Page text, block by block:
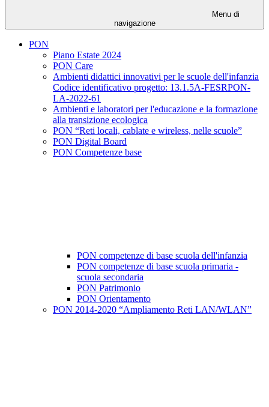
Menu di
navigazione
PON
Piano Estate 2024
PON Care
Ambienti didattici innovativi per le scuole dell'infanzia
Codice identificativo progetto: 13.1.5A-FESRPON-
LA-2022-61
Ambienti e laboratori per l'educazione e la formazione
alla transizione ecologica
PON “Reti locali, cablate e wireless, nelle scuole”
PON Digital Board
PON Competenze base
PON competenze di base scuola dell'infanzia
PON competenze di base scuola primaria -
scuola secondaria
PON Patrimonio
PON Orientamento
PON 2014-2020 “Ampliamento Reti LAN/WLAN”